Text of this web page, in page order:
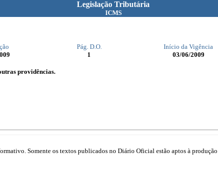
Legislação Tributária
ICMS
Pág. D.O. Início da Vigência
1 03/06/2009
providências.
Somente os textos publicados no Diário Oficial estão aptos à